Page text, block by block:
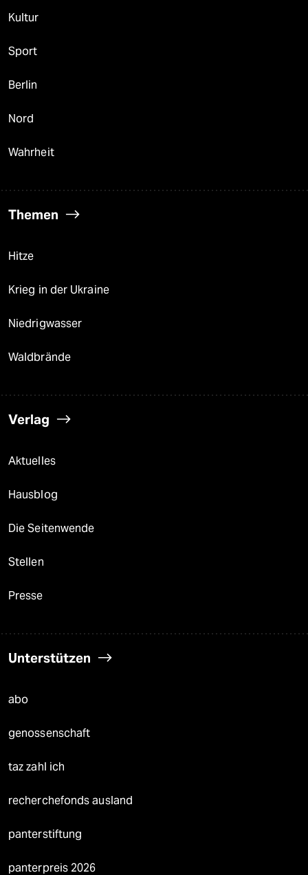
Kultur
Sport
Berlin
Nord
Wahrheit
Themen
Hitze
Krieg in der Ukraine
Niedrigwasser
Waldbrände
Verlag
Aktuelles
Hausblog
Die Seitenwende
Stellen
Presse
Unterstützen
abo
genossenschaft
taz zahl ich
recherchefonds ausland
panterstiftung
panterpreis 2026